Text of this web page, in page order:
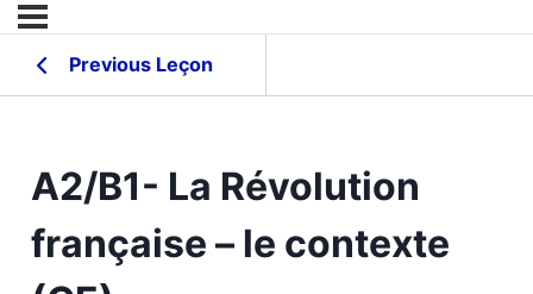
Previous Leçon
A2/B1- La Révolution
française – le contexte